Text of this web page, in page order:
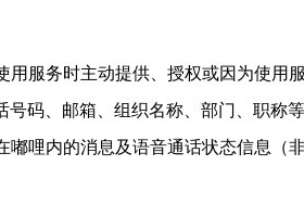
服务时主动提供、授权或因为使用
码、邮箱、组织名称、部门、职称等
哩内的消息及语音通话状态信息（